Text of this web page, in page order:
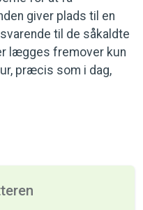
giver plads til en
til de såkaldte
lægges fremover kun
præcis som i dag,